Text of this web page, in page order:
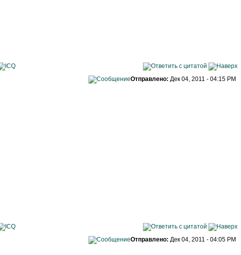
Отправлено: Дек 04, 2011 - 04:15 PM
Отправлено: Дек 04, 2011 - 04:05 PM